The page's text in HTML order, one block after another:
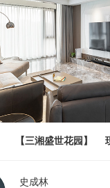
【三湘盛世花园】
史成林